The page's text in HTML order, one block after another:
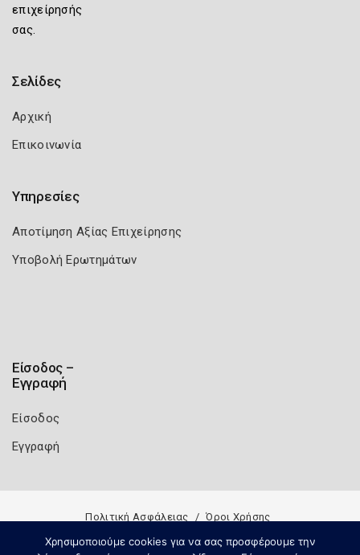
επιχείρησής
σας.
Σελίδες
Αρχική
Επικοινωνία
Υπηρεσίες
Αποτίμηση Αξίας Επιχείρησης
Υποβολή Ερωτημάτων
Είσοδος –
Εγγραφή
Είσοδος
Εγγραφή
Πολιτική Ασφάλειας Όροι Χρήσης
Χρησιμοποιούμε cookies για να σας προσφέρουμε την
Copyright 2026 Knowledge A.E.